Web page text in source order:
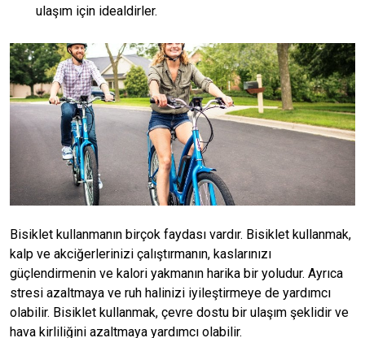
ulaşım için idealdirler.
Bisiklet kullanmanın birçok faydası vardır. Bisiklet kullanmak,
kalp ve akciğerlerinizi çalıştırmanın, kaslarınızı
güçlendirmenin ve kalori yakmanın harika bir yoludur. Ayrıca
stresi azaltmaya ve ruh halinizi iyileştirmeye de yardımcı
olabilir. Bisiklet kullanmak, çevre dostu bir ulaşım şeklidir ve
hava kirliliğini azaltmaya yardımcı olabilir.